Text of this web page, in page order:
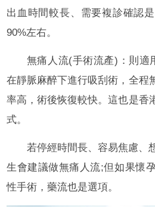
出血時間較長、需要複診確認
90%左右。
無痛人流(手術流產)：則適
在靜脈麻醉下進行吸刮術，全程
率高，術後恢復較快。這也是香
式。
若停經時間長、容易焦慮、
生會建議做無痛人流;但如果懷
性手術，藥流也是選項。